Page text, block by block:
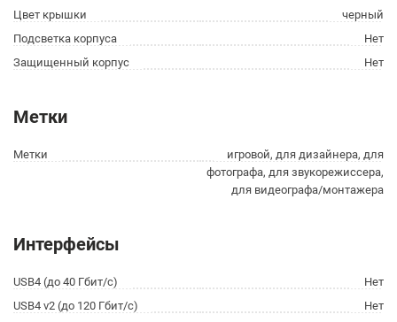
Цвет крышки
черный
Подсветка корпуса
Нет
Защищенный корпус
Нет
Метки
Метки
игровой, для дизайнера, для
фотографа, для звукорежиссера,
для видеографа/монтажера
Интерфейсы
USB4 (до 40 Гбит/с)
Нет
USB4 v2 (до 120 Гбит/с)
Нет